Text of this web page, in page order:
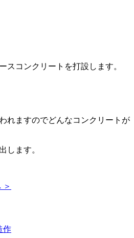
スコンクリートを打設します。
れますのでどんなコンクリートが
します。
＞